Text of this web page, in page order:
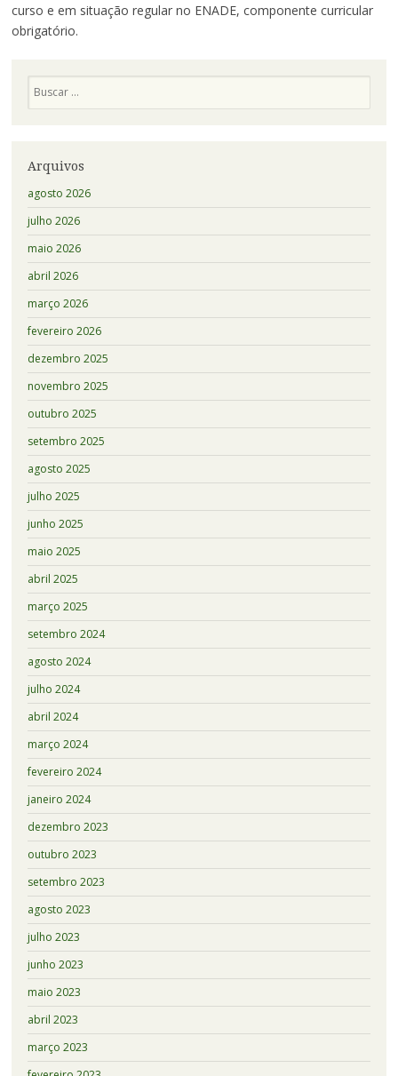
curso e em situação regular no ENADE, componente curricular
obrigatório.
Arquivos
agosto 2026
julho 2026
maio 2026
abril 2026
março 2026
fevereiro 2026
dezembro 2025
novembro 2025
outubro 2025
setembro 2025
agosto 2025
julho 2025
junho 2025
maio 2025
abril 2025
março 2025
setembro 2024
agosto 2024
julho 2024
abril 2024
março 2024
fevereiro 2024
janeiro 2024
dezembro 2023
outubro 2023
setembro 2023
agosto 2023
julho 2023
junho 2023
maio 2023
abril 2023
março 2023